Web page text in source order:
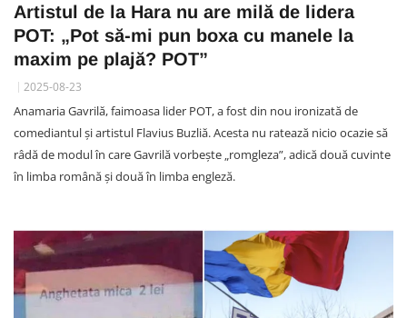
Artistul de la Hara nu are milă de lidera
POT: „Pot să-mi pun boxa cu manele la
maxim pe plajă? POT”
2025-08-23
Anamaria Gavrilă, faimoasa lider POT, a fost din nou ironizată de
comediantul și artistul Flavius Buzliă. Acesta nu ratează nicio ocazie să
râdă de modul în care Gavrilă vorbește „romgleza”, adică două cuvinte
în limba română și două în limba engleză.